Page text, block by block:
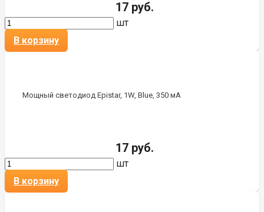
17 руб.
шт
В корзину
Мощный светодиод Epistar, 1W, Blue, 350 мА
17 руб.
шт
В корзину